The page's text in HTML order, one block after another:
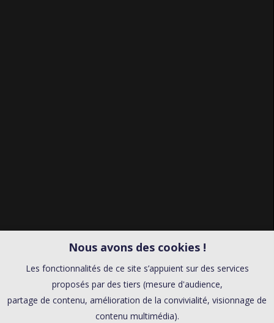
Nous avons des cookies !
Les fonctionnalités de ce site s’appuient sur des services
proposés par des tiers (mesure d'audience,
partage de contenu, amélioration de la convivialité, visionnage de
contenu multimédia).